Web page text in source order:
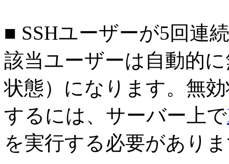
■ SSHユーザーが5回連
該当ユーザーは自動的
状態）になります。無
するには、サーバー上で
を実行する必要があり